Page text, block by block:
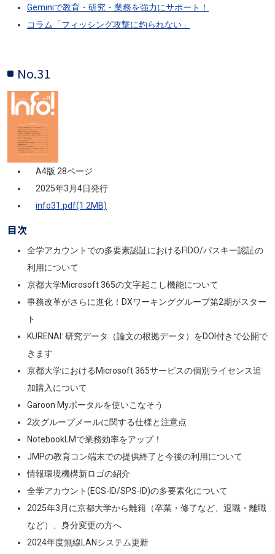
Geminiで教育・研究・業務を強力にサポート！
コラム「フィッシング攻撃に釣られない」
No.31
画像
A4版 28ページ
2025年3月4日発行
info31.pdf(1.2MB)
目次
全学アカウントでの多要素認証におけるFIDO/パスキー認証の
利用について
京都大学Microsoft 365の文字起こし機能について
事務改革がさらに進化！DXワーキンググループ第2期がスター
ト
KURENAI: 研究データ（論文の根拠データ）をDOI付きで公開で
きます
京都大学におけるMicrosoft 365サービスの個別ライセンス追
加購入について
Garoon Myポータルを使いこなそう
2次グループメールに関する仕様と注意点
NotebookLMで業務効率をアップ！
JMPの教育コン端末での提供終了と今後の利用について
情報環境機構新ロゴの紹介
全学アカウント(ECS-ID/SPS-ID)の多要素化について
2025年3月に京都大学から離籍（卒業・修了など、退職・離職
など）、身分変更の方へ
2024年度無線LANシステム更新